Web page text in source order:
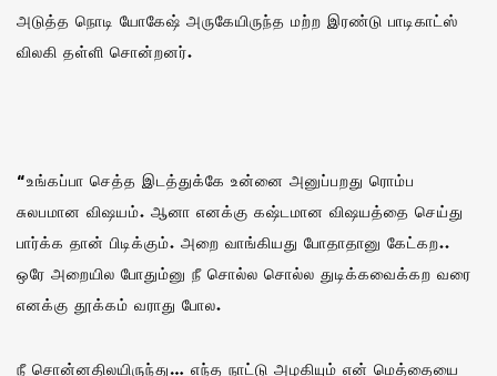
அடுத்த நொடி யோகேஷ் அருகேயிருந்த மற்ற இரண்டு பாடிகாட்ஸ்
விலகி தள்ளி சொன்றனர்.
“உங்கப்பா செத்த இடத்துக்கே உன்னை அனுப்பறது ரொம்ப
சுலபமான விஷயம். ஆனா எனக்கு கஷ்டமான விஷயத்தை செய்து
பார்க்க தான் பிடிக்கும். அறை வாங்கியது போதாதானு கேட்கற..
ஒரே அறையில போதும்னு நீ சொல்ல சொல்ல துடிக்கவைக்கற வரை
எனக்கு தூக்கம் வராது போல.
நீ சொன்னதிலயிருந்து… எந்த நாட்டு அழகியும் என் மெத்தையை